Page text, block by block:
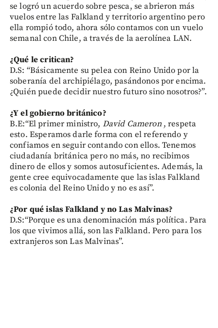
se logró un acuerdo sobre pesca, se abrieron más
vuelos entre las Falkland y territorio argentino pero
ella rompió todo, ahora sólo contamos con un vuelo
semanal con Chile, a través de la aerolínea LAN.
¿Qué le critican?
D.S: “Básicamente su pelea con Reino Unido por la
soberanía del archipiélago, pasándonos por encima.
¿Quién puede decidir nuestro futuro sino nosotros?”.
¿Y el gobierno británico?
B.E:“El primer ministro, David Cameron, respeta
esto. Esperamos darle forma con el referendo y
confiamos en seguir contando con ellos. Tenemos
ciudadanía británica pero no más, no recibimos
dinero de ellos y somos autosuficientes. Además, la
gente cree equivocadamente que las islas Falkland
es colonia del Reino Unido y no es así”.
¿Por qué islas Falkland y no Las Malvinas?
D.S:“Porque es una denominación más política. Para
los que vivimos allá, son las Falkland. Pero para los
extranjeros son Las Malvinas”.